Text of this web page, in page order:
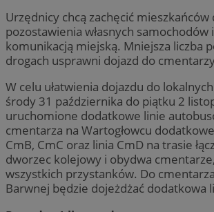
Urzędnicy chcą zachęcić mieszkańców
pozostawienia własnych samochodów
komunikacją miejską. Mniejsza liczba
drogach usprawni dojazd do
W celu ułatwienia dojazdu do
środy 31 października do piątku 2
uruchomione dodatkowe linie
cmentarza na Wartogłowcu
CmB, CmC oraz linia CmD na trasie
dworzec kolejowy i obydwa cmentarze,
wszystkich przystanków. Do
Barwnej będzie dojeżdżać dodatkowa